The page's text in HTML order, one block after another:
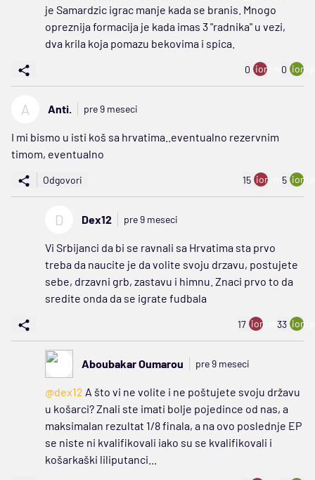
je Samardzic igrac manje kada se branis. Mnogo
opreznija formacija je kada imas 3 "radnika" u vezi,
dva krila koja pomazu bekovima i spica.
0 ion:minus
0
A Anti. pre 9 meseci
I mi bismo u isti koš sa hrvatima..eventualno rezervnim
timom, eventualno
Odgovori 15 ion:minus
5
D Dex12 pre 9 meseci
Vi Srbijanci da bi se ravnali sa Hrvatima sta prvo
treba da naucite je da volite svoju drzavu, postujete
sebe, drzavni grb, zastavu i himnu. Znaci prvo to da
sredite onda da se igrate fudbala
17 ion:minus
33
Aboubakar Oumarou pre 9 meseci
@dex12 A što vi ne volite i ne poštujete svoju državu
u košarci? Znali ste imati bolje pojedince od nas, a
maksimalan rezultat 1/8 finala, a na ovo poslednje EP
se niste ni kvalifikovali iako su se kvalifikovali i
košarkaški liliputanci...